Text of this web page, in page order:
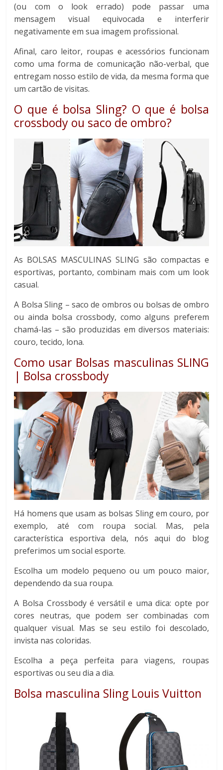
(ou com o look errado) pode passar uma
mensagem visual equivocada e interferir
negativamente em sua imagem profissional.
Afinal, caro leitor, roupas e acessórios funcionam
como uma forma de comunicação não-verbal, que
entregam nosso estilo de vida, da mesma forma que
um cartão de visitas.
O que é bolsa Sling? O que é bolsa
crossbody ou saco de ombro?
As BOLSAS MASCULINAS SLING são compactas e
esportivas, portanto, combinam mais com um look
casual.
A Bolsa Sling – saco de ombros ou bolsas de ombro
ou ainda bolsa crossbody, como alguns preferem
chamá-las – são produzidas em diversos materiais:
couro, tecido, lona.
Como usar Bolsas masculinas SLING
| Bolsa crossbody
Há homens que usam as bolsas Sling em couro, por
exemplo, até com roupa social. Mas, pela
característica esportiva dela, nós aqui do blog
preferimos um social esporte.
Escolha um modelo pequeno ou um pouco maior,
dependendo da sua roupa.
A Bolsa Crossbody é versátil e uma dica: opte por
cores neutras, que podem ser combinadas com
qualquer visual. Mas se seu estilo foi descolado,
invista nas coloridas.
Escolha a peça perfeita para viagens, roupas
esportivas ou seu dia a dia.
Bolsa masculina Sling Louis Vuitton